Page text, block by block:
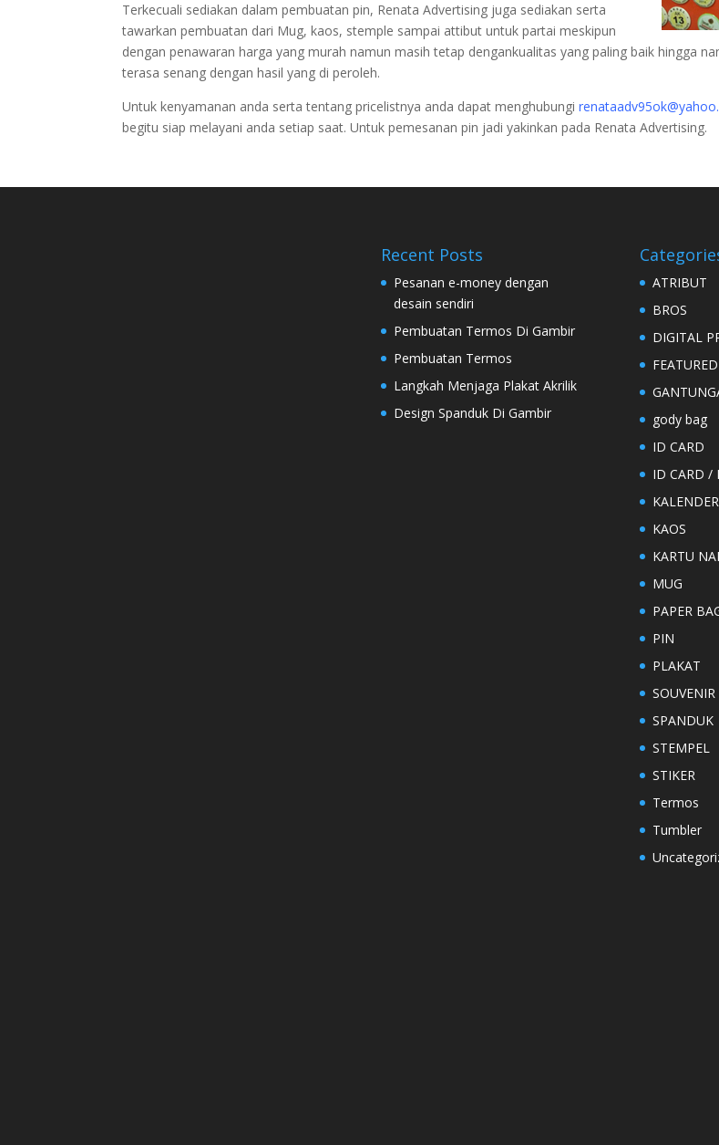
Terkecuali sediakan dalam pembuatan pin, Renata Advertising juga sediakan serta
tawarkan pembuatan dari Mug, kaos, stemple sampai attibut untuk partai meskipun
dengan penawaran harga yang murah namun masih tetap dengankualitas yang paling baik hingga
terasa senang dengan hasil yang di peroleh.
Untuk kenyamanan anda serta tentang pricelistnya anda dapat menghubungi
begitu siap melayani anda setiap saat. Untuk pemesanan pin jadi yakinkan pada Renata Advertising.
Recent Posts
Pesanan e-money dengan
desain sendiri
Pembuatan Termos Di Gambir
Pembuatan Termos
Langkah Menjaga Plakat Akrilik
Design Spanduk Di Gambir
ATRIBUT
BROS
DIGITAL
FEATURED
gody bag
ID CARD
ID CARD /
KALENDER
KAOS
KARTU
MUG
PAPER
PIN
PLAKAT
SOUVENIR
SPANDUK
STEMPEL
STIKER
Termos
Tumbler